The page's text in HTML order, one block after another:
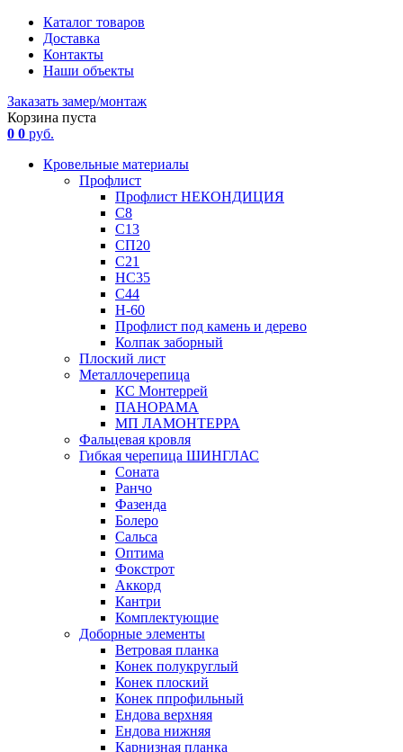
Каталог товаров
Доставка
Контакты
Наши объекты
Заказать замер/монтаж
Корзина пуста
0 0 руб.
Кровельные материалы
Профлист
Профлист НЕКОНДИЦИЯ
С8
С13
СП20
С21
НС35
С44
Н-60
Профлист под камень и дерево
Колпак заборный
Плоский лист
Металлочерепица
КС Монтеррей
ПАНОРАМА
МП ЛАМОНТЕРРА
Фальцевая кровля
Гибкая черепица ШИНГЛАС
Соната
Ранчо
Фазенда
Болеро
Сальса
Оптима
Фокстрот
Аккорд
Кантри
Комплектующие
Доборные элементы
Ветровая планка
Конек полукруглый
Конек плоский
Конек ппрофильный
Ендова верхняя
Ендова нижняя
Карнизная планка